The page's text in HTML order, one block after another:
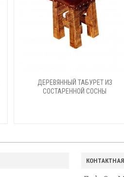
ДЕРЕВЯННЫЙ ТАБУРЕТ ИЗ
СОСТАРЕННОЙ СОСНЫ